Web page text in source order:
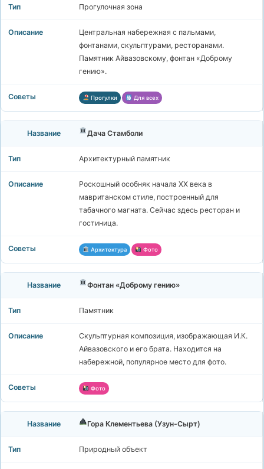
Прогулочная зона
Центральная набережная с пальмами,
фонтанами, скульптурами, ресторанами.
Памятник Айвазовскому, фонтан «Доброму
гению».
Прогулки Для всех
Дача Стамболи
Архитектурный памятник
Роскошный особняк начала XX века в
мавританском стиле, построенный для
табачного магната. Сейчас здесь ресторан и
гостиница.
Архитектура Фото
Фонтан «Доброму гению»
Памятник
Скульптурная композиция, изображающая И.К.
Айвазовского и его брата. Находится на
набережной, популярное место для фото.
Фото
Гора Клементьева (Узун-Сырт)
Природный объект